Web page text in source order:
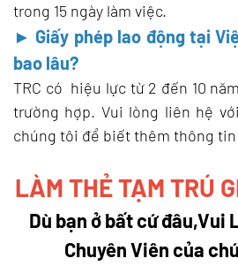
trong 15 ngày làm việc.
► Giấy phép lao động tại
bao lâu?
TRC có hiệu lực từ 2 đến 10
trường hợp. Vui lòng liên hệ
chúng tôi để biết thêm thông tin
LÀM THẺ TẠM TRÚ
Dù bạn ở bất cứ đâu,Vui
Chuyên Viên của